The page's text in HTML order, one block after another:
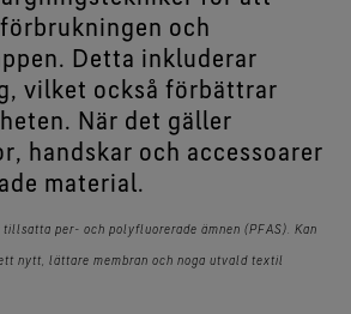
och
Detta inkluderar
vilket också förbättrar
När det gäller
handskar och accessoarer
material.
per- och polyfluorerade ämnen (PFAS). Kan
nytt, lättare membran och noga utvald textil